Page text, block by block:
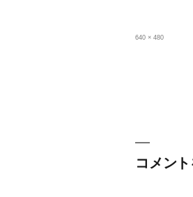
フ
640 × 480
コメン